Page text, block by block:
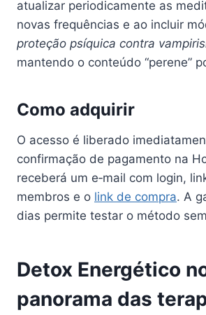
atualizar periodicamente as
novas frequências e ao incluir
proteção psíquica contra
mantendo o conteúdo “perene”
Como adquirir
O acesso é liberado
confirmação de pagamento na
receberá um e‑mail com login,
membros e o link de compra. A
dias permite testar o método
Detox Energético
panorama das